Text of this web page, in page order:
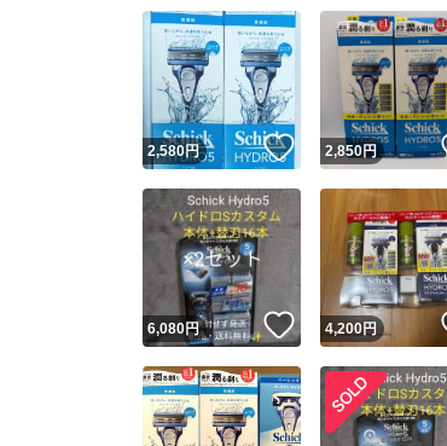
2,580円 いいね！
2,850円
6,080円 いいね！
4,200円